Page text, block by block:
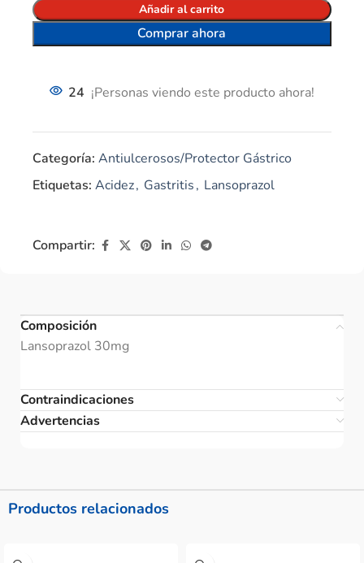
Añadir al carrito
Comprar ahora
24 ¡Personas viendo este producto ahora!
Categoría: Antiulcerosos/Protector Gástrico
Etiquetas: Acidez, Gastritis, Lansoprazol
Compartir:
Composición
Lansoprazol 30mg
Contraindicaciones
Advertencias
Productos relacionados